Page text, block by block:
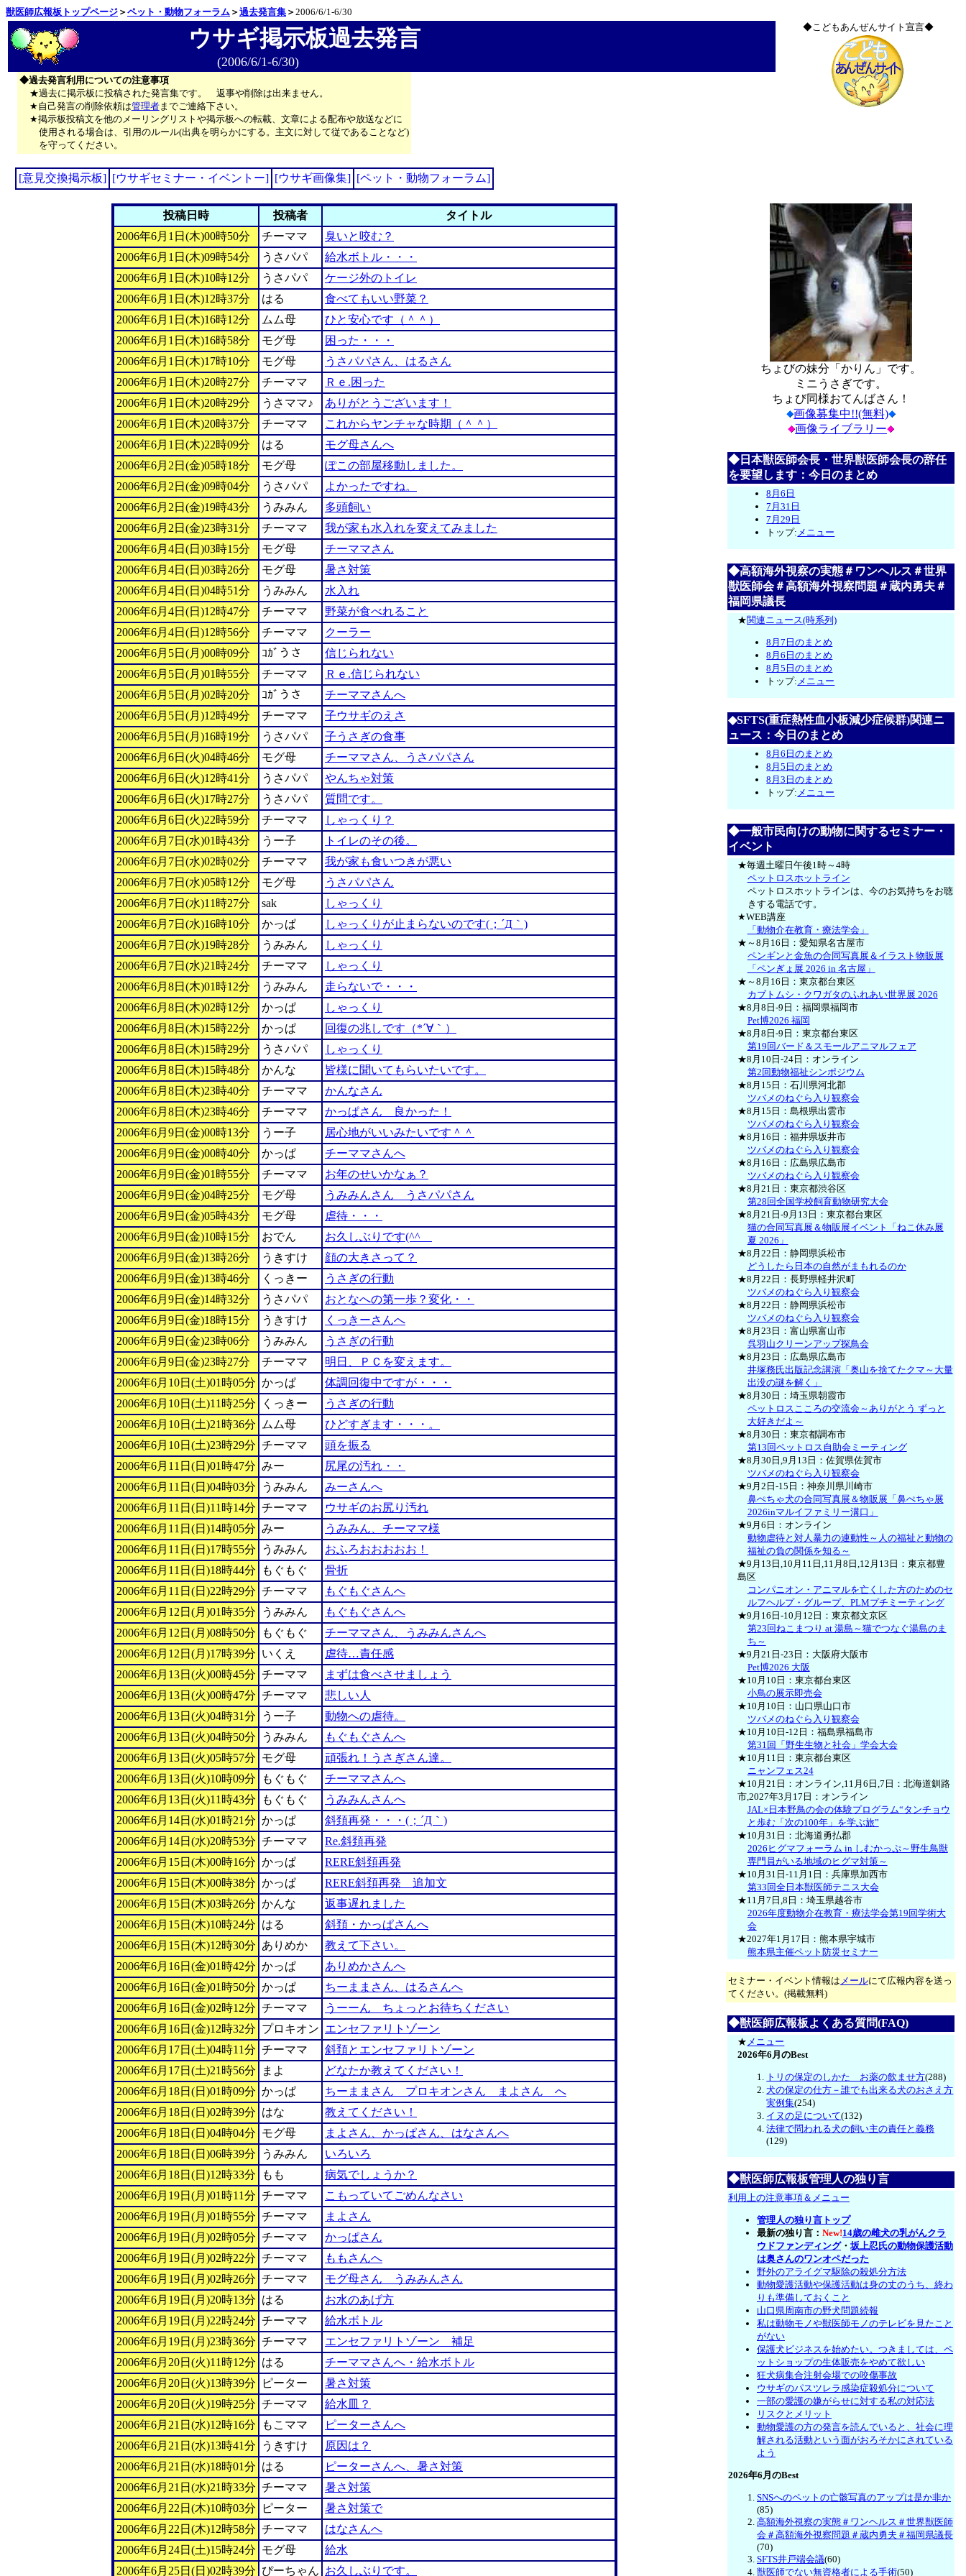
獣医師広報板トップページ ＞ ペット・動物フォーラム ＞ 過去発言集 ＞ 2006/6/1-6/30
ウサギ掲示板過去発言
(2006/6/1-6/30)
◆過去発言利用についての注意事項
★過去に掲示板に投稿された発言集です。 返事や削除は出来ません。
★自己発言の削除依頼は管理者までご連絡下さい。
★掲示板投稿文を他のメーリングリストや掲示板への転載、文章による配布や放送などに
使用される場合は、引用のルール(出典を明らかにする。主文に対して従であることなど)
を守ってください。
◆こどもあんぜんサイト宣言◆
[意見交換掲示板] [ウサギセミナー・イベントー] [ウサギ画像集] [ペット・動物フォーラム]
投稿日時 投稿者
タイトル
2006年6月1日(木)00時50分
チーママ
臭いと咬む？
2006年6月1日(木)09時54分
うさパパ
給水ボトル・・・
2006年6月1日(木)10時12分
うさパパ
ケージ外のトイレ
2006年6月1日(木)12時37分
はる
食べてもいい野菜？
2006年6月1日(木)16時12分
ムム母
ひと安心です（＾＾）
2006年6月1日(木)16時58分
モグ母
困った・・・
2006年6月1日(木)17時10分
モグ母
うさパパさん、はるさん
2006年6月1日(木)20時27分
チーママ
Ｒｅ.困った
2006年6月1日(木)20時29分
うさママ♪
ありがとうございます！
2006年6月1日(木)20時37分
チーママ
これからヤンチャな時期（＾＾）
2006年6月1日(木)22時09分
はる
モグ母さんへ
2006年6月2日(金)05時18分
モグ母
ぽこの部屋移動しました。
2006年6月2日(金)09時04分
うさパパ
よかったですね。
2006年6月2日(金)19時43分
うみみん
多頭飼い
2006年6月2日(金)23時31分
チーママ
我が家も水入れを変えてみました
2006年6月4日(日)03時15分
モグ母
チーママさん
2006年6月4日(日)03時26分
モグ母
暑さ対策
2006年6月4日(日)04時51分
うみみん
水入れ
2006年6月4日(日)12時47分
チーママ
野菜が食べれること
2006年6月4日(日)12時56分
チーママ
クーラー
2006年6月5日(月)00時09分
ｺｶﾞうさ
信じられない
2006年6月5日(月)01時55分
チーママ
Ｒｅ.信じられない
2006年6月5日(月)02時20分
ｺｶﾞうさ
チーママさんへ
2006年6月5日(月)12時49分
チーママ
子ウサギのえさ
2006年6月5日(月)16時19分
うさパパ
子うさぎの食事
2006年6月6日(火)04時46分
モグ母
チーママさん、うさパパさん
2006年6月6日(火)12時41分
うさパパ
やんちゃ対策
2006年6月6日(火)17時27分
うさパパ
質問です。
2006年6月6日(火)22時59分
チーママ
しゃっくり？
2006年6月7日(水)01時43分
うー子
トイレのその後。
2006年6月7日(水)02時02分
チーママ
我が家も食いつきが悪い
2006年6月7日(水)05時12分
モグ母
うさパパさん
2006年6月7日(水)11時27分
sak
しゃっくり
2006年6月7日(水)16時10分
かっぱ
しゃっくりが止まらないのです(；´Д｀)
2006年6月7日(水)19時28分
うみみん
しゃっくり
2006年6月7日(水)21時24分
チーママ
しゃっくり
2006年6月8日(木)01時12分
うみみん
走らないで・・・
2006年6月8日(木)02時12分
かっぱ
しゃっくり
2006年6月8日(木)15時22分
かっぱ
回復の兆しです（*´∀｀）
2006年6月8日(木)15時29分
うさパパ
しゃっくり
2006年6月8日(木)15時48分
かんな
皆様に聞いてもらいたいです。
2006年6月8日(木)23時40分
チーママ
かんなさん
2006年6月8日(木)23時46分
チーママ
かっぱさん 良かった！
2006年6月9日(金)00時13分
うー子
居心地がいいみたいです＾＾
2006年6月9日(金)00時40分
かっぱ
チーママさんへ
2006年6月9日(金)01時55分
チーママ
お年のせいかなぁ？
2006年6月9日(金)04時25分
モグ母
うみみんさん うさパパさん
2006年6月9日(金)05時43分
モグ母
虐待・・・
2006年6月9日(金)10時15分
おでん
お久しぶりです(^^ゞ
2006年6月9日(金)13時26分
うきすけ
顔の大きさって？
2006年6月9日(金)13時46分
くっきー
うさぎの行動
2006年6月9日(金)14時32分
うさパパ
おとなへの第一歩？変化・・
2006年6月9日(金)18時15分
うきすけ
くっきーさんへ
2006年6月9日(金)23時06分
うみみん
うさぎの行動
2006年6月9日(金)23時27分
チーママ
明日、ＰＣを変えます。
2006年6月10日(土)01時05分 かっぱ
体調回復中ですが・・・
2006年6月10日(土)11時25分
くっきー
うさぎの行動
2006年6月10日(土)21時36分
ムム母
ひどすぎます・・・。
2006年6月10日(土)23時29分 チーママ
頭を振る
2006年6月11日(日)01時47分 みー
尻尾の汚れ・・
2006年6月11日(日)04時03分
うみみん
みーさんへ
2006年6月11日(日)11時14分 チーママ
ウサギのお尻り汚れ
2006年6月11日(日)14時05分 みー
うみみん、チーママ様
2006年6月11日(日)17時55分
うみみん
おふろおおおおお！
2006年6月11日(日)18時44分
もぐもぐ
骨折
2006年6月11日(日)22時29分 チーママ
もぐもぐさんへ
2006年6月12日(月)01時35分
うみみん
もぐもぐさんへ
2006年6月12日(月)08時50分
もぐもぐ
チーママさん、うみみんさんへ
2006年6月12日(月)17時39分 いくえ
虐待…責任感
2006年6月13日(火)00時45分 チーママ
まずは食べさせましょう
2006年6月13日(火)00時47分 チーママ
悲しい人
2006年6月13日(火)04時31分
うー子
動物への虐待。
2006年6月13日(火)04時50分
うみみん
もぐもぐさんへ
2006年6月13日(火)05時57分 モグ母
頑張れ！うさぎさん達。
2006年6月13日(火)10時09分
もぐもぐ
チーママさんへ
2006年6月13日(火)11時43分
もぐもぐ
うみみんさんへ
2006年6月14日(水)01時21分 かっぱ
斜頚再発・・・(；´Д｀)
2006年6月14日(水)20時53分 チーママ
Re.斜頚再発
2006年6月15日(木)00時16分 かっぱ
RERE斜頚再発
2006年6月15日(木)00時38分 かっぱ
RERE斜頚再発 追加文
2006年6月15日(木)03時26分 かんな
返事遅れました
2006年6月15日(木)10時24分 はる
斜頚・かっぱさんへ
2006年6月15日(木)12時30分 ありめか
教えて下さい。
2006年6月16日(金)01時42分 かっぱ
ありめかさんへ
2006年6月16日(金)01時50分 かっぱ
ちーままさん、はるさんへ
2006年6月16日(金)02時12分 チーママ
うーーん ちょっとお待ちください
2006年6月16日(金)12時32分 プロキオン エンセファリトゾーン
2006年6月17日(土)04時11分 チーママ
斜頚とエンセファリトゾーン
2006年6月17日(土)21時56分
まよ
どなたか教えてください！
2006年6月18日(日)01時09分 かっぱ
ちーままさん プロキオンさん まよさん へ
2006年6月18日(日)02時39分 はな
教えてください！
2006年6月18日(日)04時04分 モグ母
まよさん、かっぱさん、はなさんへ
2006年6月18日(日)06時39分
うみみん
いろいろ
2006年6月18日(日)12時33分
もも
病気でしょうか？
2006年6月19日(月)01時11分 チーママ
こもっていてごめんなさい
2006年6月19日(月)01時55分 チーママ
まよさん
2006年6月19日(月)02時05分 チーママ
かっぱさん
2006年6月19日(月)02時22分 チーママ
ももさんへ
2006年6月19日(月)02時26分 チーママ
モグ母さん うみみんさん
2006年6月19日(月)20時13分 はる
お水のあげ方
2006年6月19日(月)22時24分 チーママ
給水ボトル
2006年6月19日(月)23時36分 チーママ
エンセファリトゾーン 補足
2006年6月20日(火)11時12分 はる
チーママさんへ・給水ボトル
2006年6月20日(火)13時39分
ピーター
暑さ対策
2006年6月20日(火)19時25分 チーママ
給水皿？
2006年6月21日(水)12時16分
もこママ
ピーターさんへ
2006年6月21日(水)13時41分
うきすけ
原因は？
2006年6月21日(水)18時01分 はる
ピーターさんへ、暑さ対策
2006年6月21日(水)21時33分 チーママ
暑さ対策
2006年6月22日(木)10時03分
ピーター
暑さ対策で
2006年6月22日(木)12時58分 チーママ
はなさんへ
2006年6月24日(土)15時24分 モグ母
給水
2006年6月25日(日)02時39分 ぴーちゃん お久しぶりです。
ちょびの妹分「かりん」です。
ミニうさぎです。
ちょび同様おてんばさん！
画像募集中!!(無料)
画像ライブラリー
◆日本獣医師会長・世界獣医師会長の辞任
を要望します：今日のまとめ
8月6日
7月31日
7月29日
トップ: メニュー
◆高額海外視察の実態＃ワンヘルス＃世界
獣医師会＃高額海外視察問題＃蔵内勇夫＃
福岡県議長
★関連ニュース(時系列)
8月7日のまとめ
8月6日のまとめ
8月5日のまとめ
トップ: メニュー
◆SFTS(重症熱性血小板減少症候群)関連ニ
ュース：今日のまとめ
8月6日のまとめ
8月5日のまとめ
8月3日のまとめ
トップ: メニュー
◆一般市民向けの動物に関するセミナー・
イベント
★毎週土曜日午後1時～4時
ペットロスホットライン
ペットロスホットラインは、今のお気持ちをお聴
きする電話です。
★WEB講座
「動物介在教育・療法学会」
★～8月16日：愛知県名古屋市
ペンギンと金魚の合同写真展＆イラスト物販展
「ペンぎょ展 2026 in 名古屋」
★～8月16日：東京都台東区
カブトムシ・クワガタのふれあい世界展 2026
★8月8日-9日：福岡県福岡市
Pet博2026 福岡
★8月8日-9日：東京都台東区
第19回バード＆スモールアニマルフェア
★8月10日-24日：オンライン
第2回動物福祉シンポジウム
★8月15日：石川県河北郡
ツバメのねぐら入り観察会
★8月15日：島根県出雲市
ツバメのねぐら入り観察会
★8月16日：福井県坂井市
ツバメのねぐら入り観察会
★8月16日：広島県広島市
ツバメのねぐら入り観察会
★8月21日：東京都渋谷区
第28回全国学校飼育動物研究大会
★8月21日-9月13日：東京都台東区
猫の合同写真展＆物販展イベント「ねこ休み展
夏 2026」
★8月22日：静岡県浜松市
どうしたら日本の自然がまもれるのか
★8月22日：長野県軽井沢町
ツバメのねぐら入り観察会
★8月22日：静岡県浜松市
ツバメのねぐら入り観察会
★8月23日：富山県富山市
呉羽山クリーンアップ探鳥会
★8月23日：広島県広島市
井塚務氏出版記念講演「奥山を捨てたクマ～大量
出没の謎を解く」
★8月30日：埼玉県朝霞市
ペットロスこころの交流会～ありがとう ずっと
大好きだよ～
★8月30日：東京都調布市
第13回ペットロス自助会ミーティング
★8月30日,9月13日：佐賀県佐賀市
ツバメのねぐら入り観察会
★9月2日-15日：神奈川県川崎市
鼻ぺちゃ犬の合同写真展＆物販展「鼻ぺちゃ展
2026inマルイファミリー溝口」
★9月6日：オンライン
動物虐待と対人暴力の連動性～人の福祉と動物の
福祉の負の関係を知る～
★9月13日,10月11日,11月8日,12月13日：東京都豊
島区
コンパニオン・アニマルを亡くした方のためのセ
ルフヘルプ・グループ、PLMプチミーティング
★9月16日-10月12日：東京都文京区
第23回ねこまつり at 湯島～猫でつなぐ湯島のま
ち～
★9月21日-23日：大阪府大阪市
Pet博2026 大阪
★10月10日：東京都台東区
小鳥の展示即売会
★10月10日：山口県山口市
ツバメのねぐら入り観察会
★10月10日-12日：福島県福島市
第31回「野生生物と社会」学会大会
★10月11日：東京都台東区
ニャンフェス24
★10月21日：オンライン,11月6日,7日：北海道釧路
市,2027年3月17日：オンライン
JAL×日本野鳥の会の体験プログラム“タンチョウ
と歩む「次の100年」を学ぶ旅”
★10月31日：北海道勇払郡
2026ヒグマフォーラム in しむかっぷ～野生鳥獣
専門員がいる地域のヒグマ対策～
★10月31日-11月1日：兵庫県加西市
第33回全日本獣医師テニス大会
★11月7日,8日：埼玉県越谷市
2026年度動物介在教育・療法学会第19回学術大
会
★2027年1月17日：熊本県宇城市
熊本県主催ペット防災セミナー
セミナー・イベント情報は メールにて広報内容を送っ
てください。(掲載無料)
◆獣医師広報板よくある質問(FAQ)
★ メニュー
2026年6月のBest
トリの保定のしかた お薬の飲ませ方(288)
犬の保定の仕方－誰でも出来る犬のおさえ方
実例集(254)
イヌの足について(132)
法律で問われる犬の飼い主の責任と義務
(129)
◆獣医師広報板管理人の独り言
利用上の注意事項＆メニュー
管理人の独り言トップ
最新の独り言： New!14歳の雌犬の乳がんクラ
ウドファンディング・坂上忍氏の動物保護活動
は奥さんのワンオペだった
野外のアライグマ駆除の殺処分方法
動物愛護活動や保護活動は身の丈のうち、終わ
りも準備しておくこと
山口県周南市の野犬問題続報
私は動物モノや獣医師モノのテレビを見たこと
がない
保護犬ビジネスを始めたい。つきましては、ペ
ットショップの生体販売をやめて欲しい
狂犬病集合注射会場での咬傷事故
ウサギのパスツレラ感染症殺処分について
一部の愛護の嫌がらせに対する私の対応法
リスクとメリット
動物愛護の方の発言を読んでいると、社会に理
解される活動という面がおろそかにされている
よう
2026年6月のBest
SNSへのペットの亡骸写真のアップは是か非か
(85)
高額海外視察の実態＃ワンヘルス＃世界獣医師
会＃高額海外視察問題＃蔵内勇夫＃福岡県議長
(70)
SFTS井戸端会議(60)
獣医師でない無資格者による手術(50)